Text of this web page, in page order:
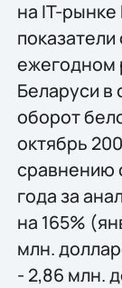
на IT-
ежегодном
Беларуси в
оборот
октябрь
сравнению
года за
на 165%
млн.
- 2,86 млн.